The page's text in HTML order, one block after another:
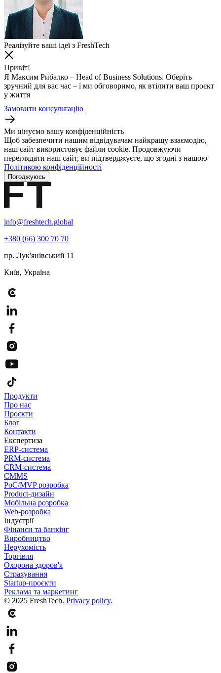
Реалізуйте ваші ідеї з FreshTech
Привіт!
Я Максим Рибалко – Head of Business Solutions. Оберіть
зручний для вас час – і ми обговоримо, як втілити ваш проєкт
у життя
Замовити консультацію
Ми цінуємо вашу конфіденційність
Щоб забезпечити нашим відвідувачам найкращу взаємодію,
наш сайт використовує файли cookie. Продовжуючи
переглядати наш сайт, ви підтверджуєте, що згодні з нашою
Політикою конфіденційності
Погоджуюсь
info@freshtech.global
+380 (66) 300 70 70
пр. Лук'янівський 11
Київ, Україна
Продукти
Про нас
Проєкти
Блог
Контакти
Експертиза
ERP-система
PRM-система
CRM-система
CMMS
PoC/MVP розробка
Product-дизайн
Мобільна розробка
Web-розробка
Індустрії
Фінанси та банкінг
Виробництво
Нерухомість
Торгівля
Охорона здоров'я
Страхування
Startup-проєкти
Реклама та маркетинг
© 2025 FreshTech. Privacy policy.